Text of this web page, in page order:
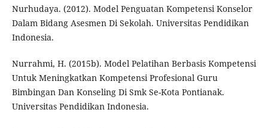
Nurhudaya. (2012). Model Penguatan Kompetensi Konselor
Dalam Bidang Asesmen Di Sekolah. Universitas Pendidikan
Indonesia.
Nurrahmi, H. (2015b). Model Pelatihan Berbasis Kompetensi
Untuk Meningkatkan Kompetensi Profesional Guru
Bimbingan Dan Konseling Di Smk Se-Kota Pontianak.
Universitas Pendidikan Indonesia.